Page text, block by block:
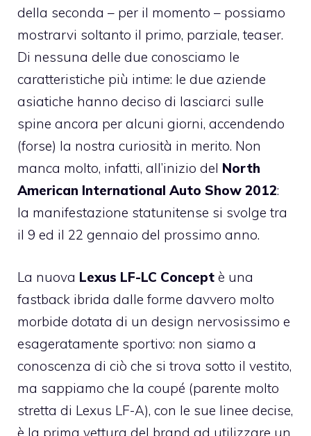
della seconda – per il momento – possiamo
mostrarvi soltanto il primo, parziale, teaser.
Di nessuna delle due conosciamo le
caratteristiche più intime: le due aziende
asiatiche hanno deciso di lasciarci sulle
spine ancora per alcuni giorni, accendendo
(forse) la nostra curiosità in merito. Non
manca molto, infatti, all’inizio del North
American International Auto Show 2012:
la manifestazione statunitense si svolge tra
il 9 ed il 22 gennaio del prossimo anno.
La nuova Lexus LF-LC Concept è una
fastback ibrida dalle forme davvero molto
morbide dotata di un design nervosissimo e
esageratamente sportivo: non siamo a
conoscenza di ciò che si trova sotto il vestito,
ma sappiamo che la coupé (parente molto
stretta di Lexus LF-A), con le sue linee decise,
è la prima vettura del brand ad utilizzare un